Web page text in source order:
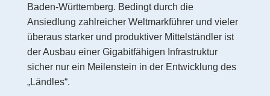
Baden-Württemberg. Bedingt durch die
Ansiedlung zahlreicher Weltmarkführer und vieler
überaus starker und produktiver Mittelständler ist
der Ausbau einer Gigabitfähigen Infrastruktur
sicher nur ein Meilenstein in der Entwicklung des
„Ländles“.